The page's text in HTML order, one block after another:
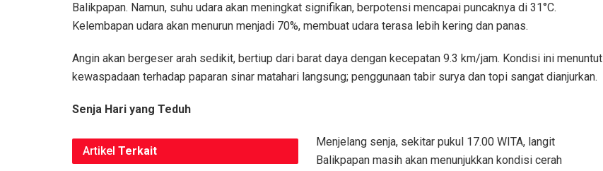
Balikpapan. Namun, suhu udara akan meningkat signifikan, berpotensi mencapai puncaknya di 31°C.
Kelembapan udara akan menurun menjadi 70%, membuat udara terasa lebih kering dan panas.
Angin akan bergeser arah sedikit, bertiup dari barat daya dengan kecepatan 9.3 km/jam. Kondisi ini menuntut
kewaspadaan terhadap paparan sinar matahari langsung; penggunaan tabir surya dan topi sangat dianjurkan.
Senja Hari yang Teduh
Artikel Terkait
Menjelang senja, sekitar pukul 17.00 WITA, langit
Balikpapan masih akan menunjukkan kondisi cerah